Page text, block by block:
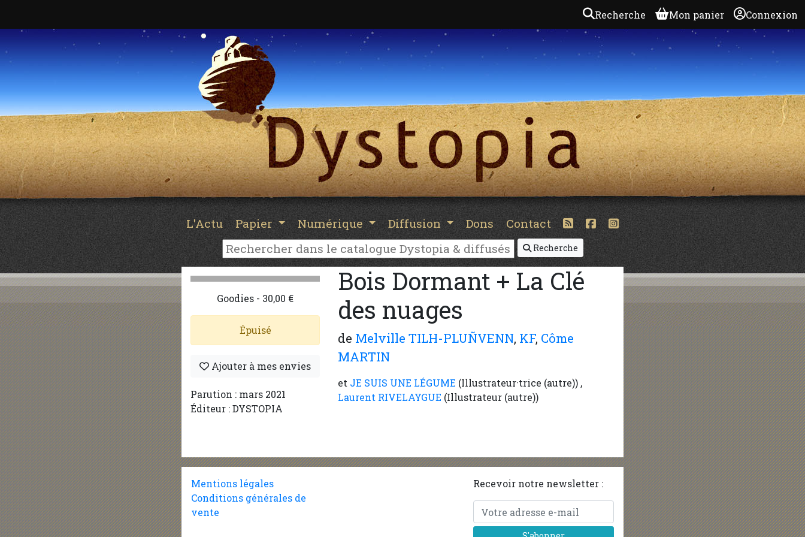
Recherche Mon panier Connexion
L'Actu Papier Numérique Diffusion Dons Contact
Recherche
Goodies - 30,00 €
Épuisé
Ajouter à mes envies
Parution : mars 2021
Éditeur : DYSTOPIA
Bois Dormant + La Clé
des nuages
de Melville TILH-PLUÑVENN, KF, Côme
MARTIN
et JE SUIS UNE LÉGUME (Illustrateur·trice (autre)) ,
Laurent RIVELAYGUE (Illustrateur (autre))
Mentions légales
Conditions générales de
vente
Recevoir notre newsletter :